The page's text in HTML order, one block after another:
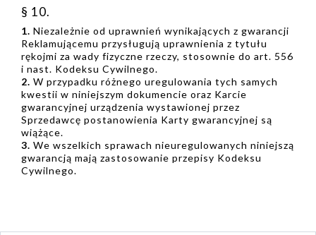
§ 10.
1. Niezależnie od uprawnień wynikających z gwarancji
Reklamującemu przysługują uprawnienia z tytułu
rękojmi za wady fizyczne rzeczy, stosownie do art. 556
i nast. Kodeksu Cywilnego.
2. W przypadku różnego uregulowania tych samych
kwestii w niniejszym dokumencie oraz Karcie
gwarancyjnej urządzenia wystawionej przez
Sprzedawcę postanowienia Karty gwarancyjnej są
wiążące.
3. We wszelkich sprawach nieuregulowanych niniejszą
gwarancją mają zastosowanie przepisy Kodeksu
Cywilnego.